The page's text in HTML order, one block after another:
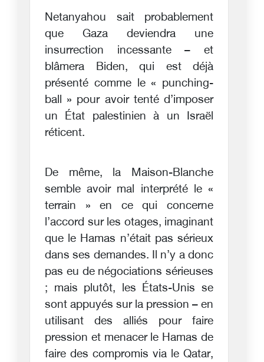
Netanyahou sait probablement
que Gaza deviendra une
insurrection incessante – et
blâmera Biden, qui est déjà
présenté comme le « punching-
ball » pour avoir tenté d’imposer
un État palestinien à un Israël
réticent.
De même, la Maison-Blanche
semble avoir mal interprété le «
terrain » en ce qui concerne
l’accord sur les otages, imaginant
que le Hamas n’était pas sérieux
dans ses demandes. Il n’y a donc
pas eu de négociations sérieuses
; mais plutôt, les États-Unis se
sont appuyés sur la pression – en
utilisant des alliés pour faire
pression et menacer le Hamas de
faire des compromis via le Qatar,